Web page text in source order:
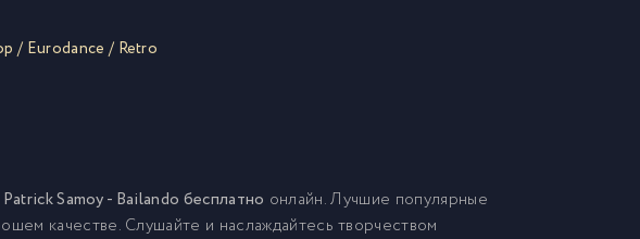
/ Eurodance / Retro
Samoy - Bailando бесплатно онлайн. Лучшие популярные
качестве. Слушайте и наслаждайтесь творчеством